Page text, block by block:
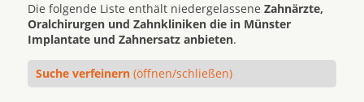
Die folgende Liste enthält niedergelassene Zahnärzte,
Oralchirurgen und Zahnkliniken die in Münster
Implantate und Zahnersatz anbieten.
Suche verfeinern (öffnen/schließen)